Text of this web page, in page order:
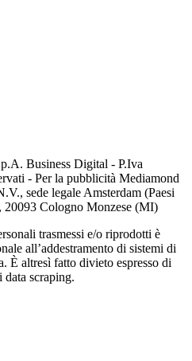
Business Digital - P.Iva
- Per la pubblicità Mediamond
sede legale Amsterdam (Paesi
Cologno Monzese (MI)
trasmessi e/o riprodotti è
all’addestramento di sistemi di
È altresì fatto divieto espresso di
scraping.